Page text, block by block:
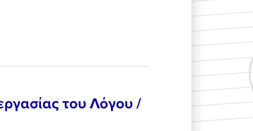
του Λόγου /